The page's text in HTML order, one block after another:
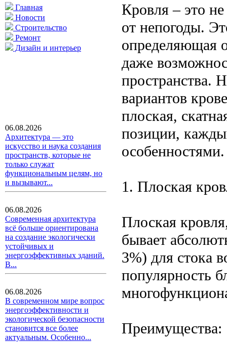
Главная
Новости
Строительство
Ремонт
Дизайн и интерьер
06.08.2026
Архитектура — это
искусство и наука создания
пространств, которые не
только служат
функциональным целям, но
и вызывают...
06.08.2026
Современная архитектура
всё больше ориентирована
на создание экологически
устойчивых и
энергоэффективных зданий.
В...
06.08.2026
В современном мире вопрос
энергоэффективности и
экологической безопасности
становится все более
актуальным. Особенно...
Кровля – это
от непогоды.
определяющая
даже
пространства.
вариантов
плоская,
позиции,
особенностями.
1. Плоская
Плоская
бывает
3%) для стока
популярность
Преимущества: